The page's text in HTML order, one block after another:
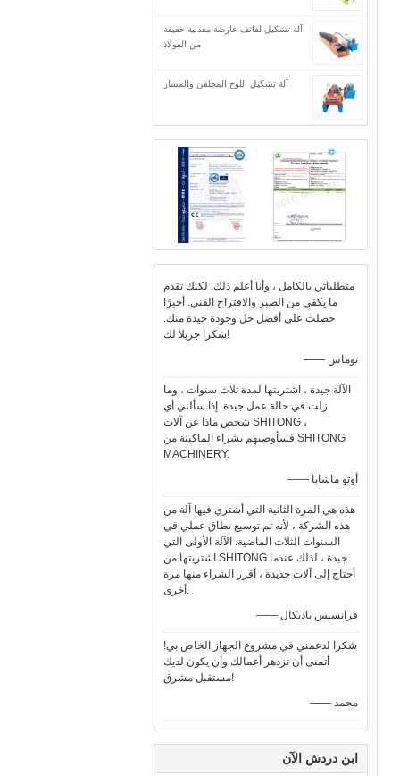
آلة تشكيل لفائف عارضة معدنية خفيفة
من الفولاذ
آلة تشكيل اللوح المجلفن والمسار
متطلباتي بالكامل ، وأنا أعلم ذلك. لكنك تقدم
ما يكفي من الصبر والاقتراح الفني. أخيرًا
حصلت على أفضل حل وجودة جيدة منك.
شكرا جزيلا لك!
—— توماس
الآلة جيدة ، اشتريتها لمدة ثلاث سنوات ، وما
زلت في حالة عمل جيدة. إذا سألني أي
شخص ماذا عن آلات SHITONG ،
فسأوصيهم بشراء الماكينة من SHITONG
MACHINERY.
—— أوتو ماشابا
هذه هي المرة الثانية التي أشتري فيها آلة من
هذه الشركة ، لأنه تم توسيع نطاق عملي في
السنوات الثلاث الماضية. الآلة الأولى التي
اشتريتها من SHITONG جيدة ، لذلك عندما
أحتاج إلى آلات جديدة ، أقرر الشراء منها مرة
أخرى.
—— فرانسيس باديكال
شكرا لدعمني في مشروع الجهاز الخاص بي!
أتمنى أن تزدهر أعمالك وأن يكون لديك
مستقبل مشرق!
—— محمد
ابن دردش الآن